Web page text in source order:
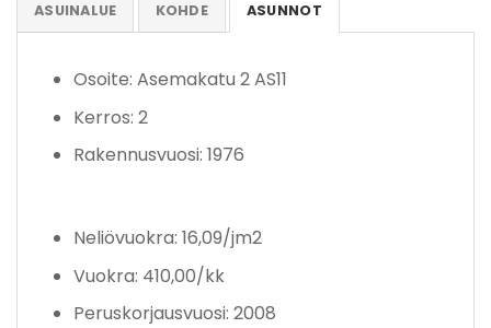
ASUINALUE KOHDE ASUNNOT
Osoite: Asemakatu 2 AS11
Kerros: 2
Rakennusvuosi: 1976
Neliövuokra: 16,09/jm2
Vuokra: 410,00/kk
Peruskorjausvuosi: 2008